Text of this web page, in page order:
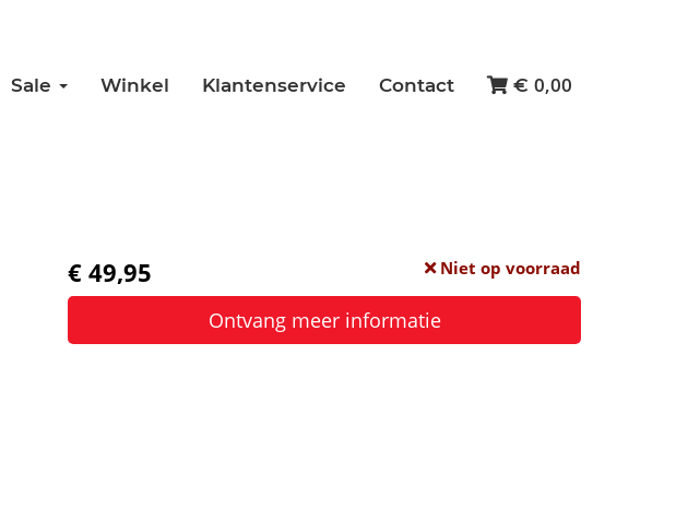
Sale Winkel Klantenservice Contact € 0,00
€ 49,95
Niet op voorraad
Ontvang meer informatie